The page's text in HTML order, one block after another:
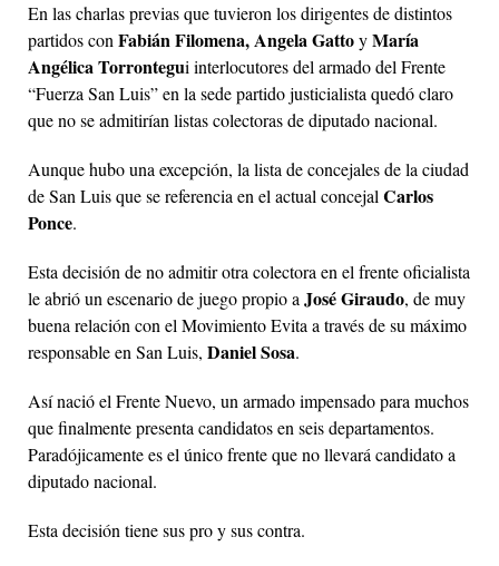
En las charlas previas que tuvieron los dirigentes de distintos
partidos conFabián Filomena, Angela GattoyMaría
Angélica Torrontegui interlocutores del armado del Frente
“Fuerza San Luis” en la sede partido justicialista quedó claro
que no se admitirían listas colectoras de diputado nacional.
Aunque hubo una excepción, la lista de concejales de la ciudad
de San Luis que se referencia en el actual concejalCarlos
Ponce.
Esta decisión de no admitir otra colectora en el frente oficialista
le abrió un escenario de juego propio aJosé Giraudo, de muy
buena relación con el Movimiento Evita a través de su máximo
responsable en San Luis, Daniel Sosa.
Así nació el Frente Nuevo, un armado impensado para muchos
que finalmente presenta candidatos en seis departamentos.
Paradójicamente es el único frente que no llevará candidato a
diputado nacional.
Esta decisión tiene sus pro y sus contra.